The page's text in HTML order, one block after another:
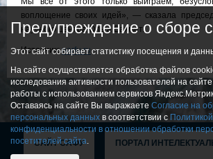
воплощение своих идей», — сказала
научного центра Ольга Бахмет.
Источник:narfu.ru
САЙТ САФУ ПОРТАЛ
Предупреждение о сборе
Этот сайт собирает статистику посещения и
На сайте осуществляется обработка файлов
исследования активности пользователей на
работы с использованием сервисов
Оставаясь на сайте Вы выражаете Согласие на
персональных данных в соответствии с Политикой
конфиденциальности в отношении обработки
посетителей сайта.